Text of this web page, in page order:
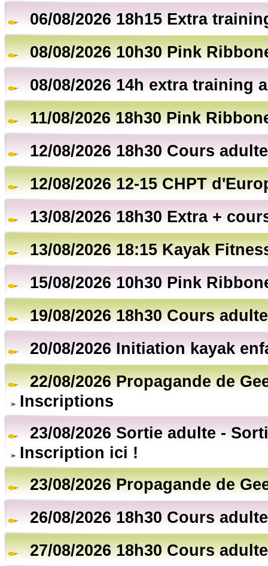
06/08/2026 18h15 Extra
08/08/2026 10h30 Pink
08/08/2026 14h extra training
11/08/2026 18h30 Pink
12/08/2026 18h30 Cours
12/08/2026 12-15 CHPT
13/08/2026 18h30 Extra +
13/08/2026 18:15 Kayak
15/08/2026 10h30 Pink
19/08/2026 18h30 Cours
20/08/2026 Initiation kayak
22/08/2026 Propagande de
Inscriptions
23/08/2026 Sortie adulte -
Inscription ici !
23/08/2026 Propagande de
26/08/2026 18h30 Cours
27/08/2026 18h30 Cours